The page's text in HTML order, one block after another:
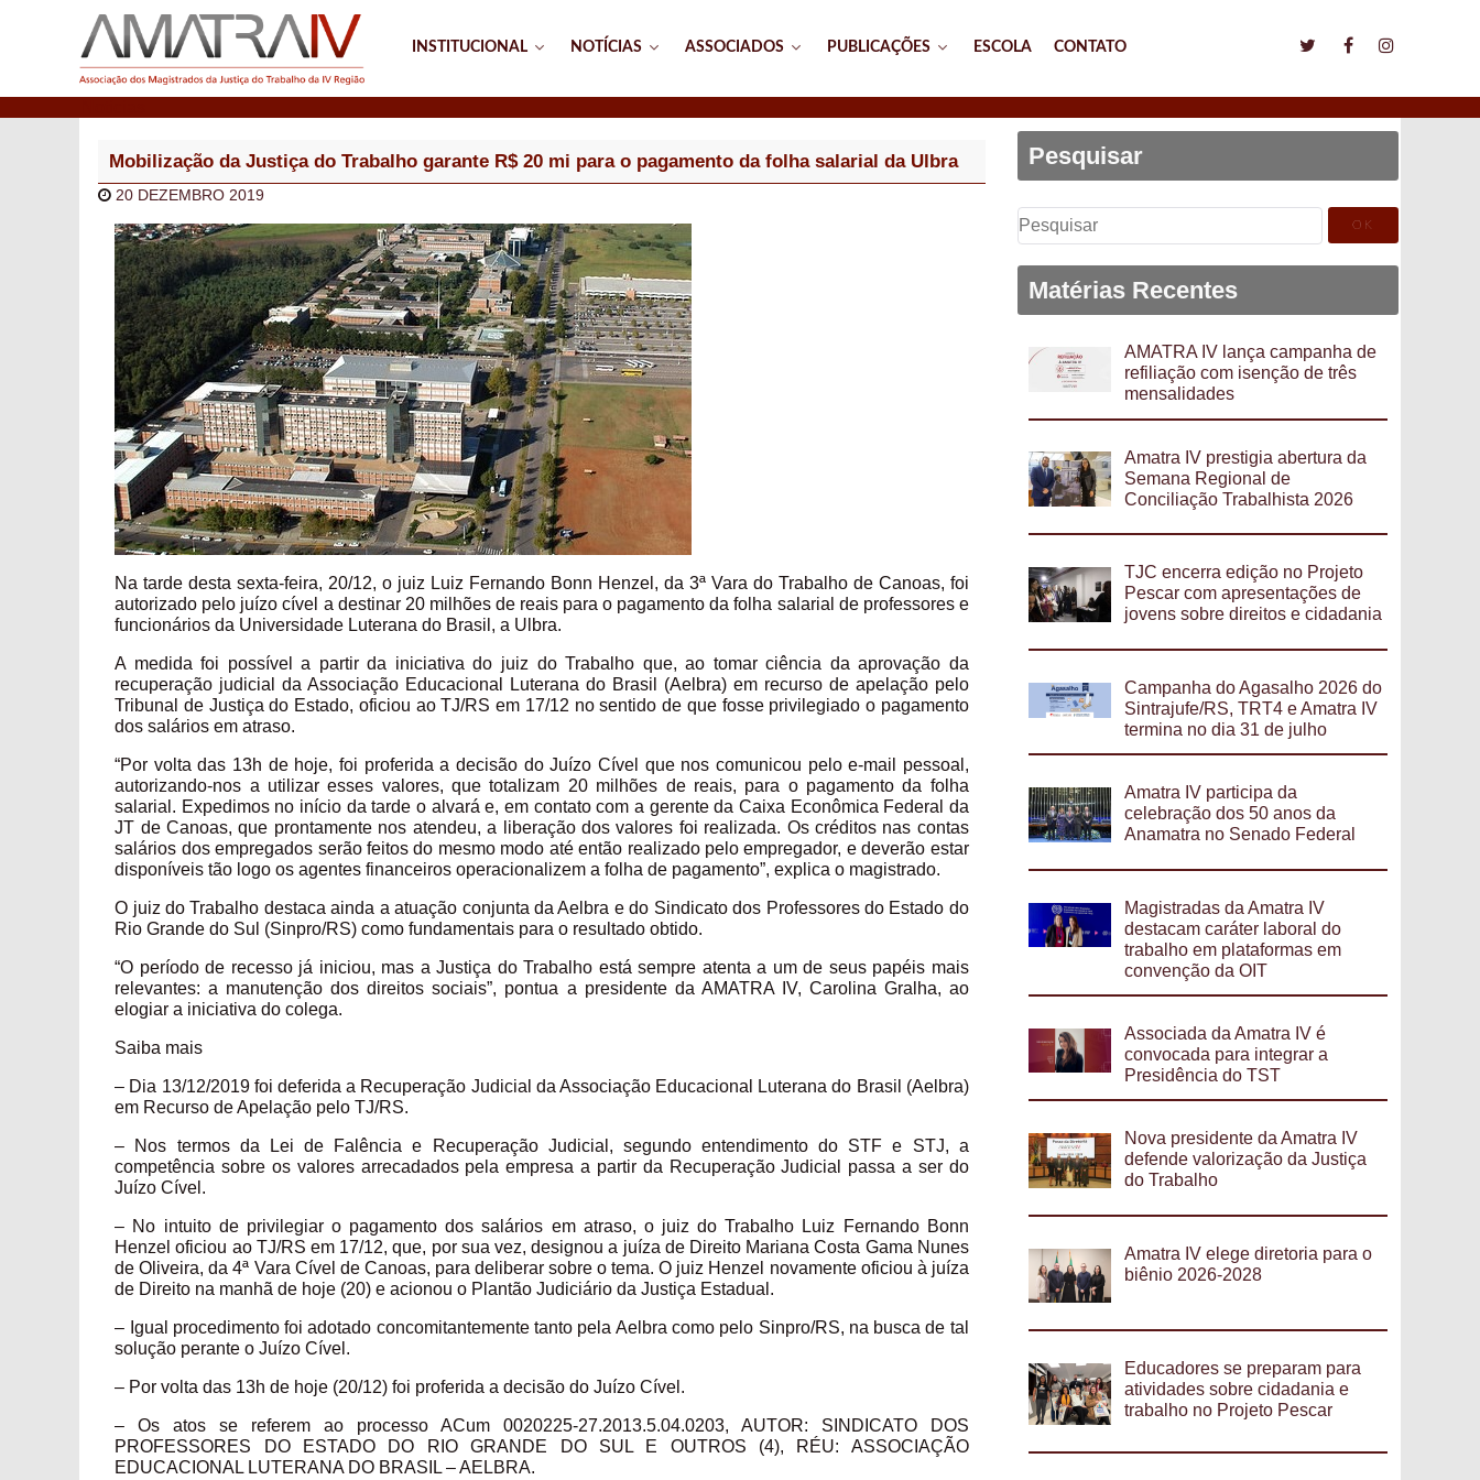
INSTITUCIONAL NOTÍCIAS ASSOCIADOS PUBLICAÇÕES ESCOLA CONTATO
Mobilização da Justiça do Trabalho garante R$ 20 mi para o pagamento da folha salarial da Ulbra
20 DEZEMBRO 2019
Na tarde desta sexta-feira, 20/12, o juiz Luiz Fernando Bonn Henzel, da 3ª Vara do Trabalho de Canoas, foi
autorizado pelo juízo cível a destinar 20 milhões de reais para o pagamento da folha salarial de professores e
funcionários da Universidade Luterana do Brasil, a Ulbra.
A medida foi possível a partir da iniciativa do juiz do Trabalho que, ao tomar ciência da aprovação da
recuperação judicial da Associação Educacional Luterana do Brasil (Aelbra) em recurso de apelação pelo
Tribunal de Justiça do Estado, oficiou ao TJ/RS em 17/12 no sentido de que fosse privilegiado o pagamento
dos salários em atraso.
“Por volta das 13h de hoje, foi proferida a decisão do Juízo Cível que nos comunicou pelo e-mail pessoal,
autorizando-nos a utilizar esses valores, que totalizam 20 milhões de reais, para o pagamento da folha
salarial. Expedimos no início da tarde o alvará e, em contato com a gerente da Caixa Econômica Federal da
JT de Canoas, que prontamente nos atendeu, a liberação dos valores foi realizada. Os créditos nas contas
salários dos empregados serão feitos do mesmo modo até então realizado pelo empregador, e deverão estar
disponíveis tão logo os agentes financeiros operacionalizem a folha de pagamento”, explica o magistrado.
O juiz do Trabalho destaca ainda a atuação conjunta da Aelbra e do Sindicato dos Professores do Estado do
Rio Grande do Sul (Sinpro/RS) como fundamentais para o resultado obtido.
“O período de recesso já iniciou, mas a Justiça do Trabalho está sempre atenta a um de seus papéis mais
relevantes: a manutenção dos direitos sociais”, pontua a presidente da AMATRA IV, Carolina Gralha, ao
elogiar a iniciativa do colega.
Saiba mais
– Dia 13/12/2019 foi deferida a Recuperação Judicial da Associação Educacional Luterana do Brasil (Aelbra)
em Recurso de Apelação pelo TJ/RS.
– Nos termos da Lei de Falência e Recuperação Judicial, segundo entendimento do STF e STJ, a
competência sobre os valores arrecadados pela empresa a partir da Recuperação Judicial passa a ser do
Juízo Cível.
– No intuito de privilegiar o pagamento dos salários em atraso, o juiz do Trabalho Luiz Fernando Bonn
Henzel oficiou ao TJ/RS em 17/12, que, por sua vez, designou a juíza de Direito Mariana Costa Gama Nunes
de Oliveira, da 4ª Vara Cível de Canoas, para deliberar sobre o tema. O juiz Henzel novamente oficiou à juíza
de Direito na manhã de hoje (20) e acionou o Plantão Judiciário da Justiça Estadual.
– Igual procedimento foi adotado concomitantemente tanto pela Aelbra como pelo Sinpro/RS, na busca de tal
solução perante o Juízo Cível.
– Por volta das 13h de hoje (20/12) foi proferida a decisão do Juízo Cível.
– Os atos se referem ao processo ACum 0020225-27.2013.5.04.0203, AUTOR: SINDICATO DOS
PROFESSORES DO ESTADO DO RIO GRANDE DO SUL E OUTROS (4), RÉU: ASSOCIAÇÃO
EDUCACIONAL LUTERANA DO BRASIL – AELBRA.
Pesquisar
Pesquisar
por:
Matérias Recentes
AMATRA IV lança campanha de
refiliação com isenção de três
mensalidades
Amatra IV prestigia abertura da
Semana Regional de
Conciliação Trabalhista 2026
TJC encerra edição no Projeto
Pescar com apresentações de
jovens sobre direitos e cidadania
Campanha do Agasalho 2026 do
Sintrajufe/RS, TRT4 e Amatra IV
termina no dia 31 de julho
Amatra IV participa da
celebração dos 50 anos da
Anamatra no Senado Federal
Magistradas da Amatra IV
destacam caráter laboral do
trabalho em plataformas em
convenção da OIT
Associada da Amatra IV é
convocada para integrar a
Presidência do TST
Nova presidente da Amatra IV
defende valorização da Justiça
do Trabalho
Amatra IV elege diretoria para o
biênio 2026-2028
Educadores se preparam para
atividades sobre cidadania e
trabalho no Projeto Pescar